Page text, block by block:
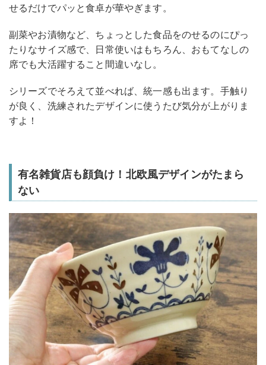
せるだけでパッと食卓が華やぎます。
副菜やお漬物など、ちょっとした食品をのせるのにぴっ
たりなサイズ感で、日常使いはもちろん、おもてなしの
席でも大活躍すること間違いなし。
シリーズでそろえて並べれば、統一感も出ます。手触り
が良く、洗練されたデザインに使うたび気分が上がりま
すよ！
有名雑貨店も顔負け！北欧風デザインがたまら
ない